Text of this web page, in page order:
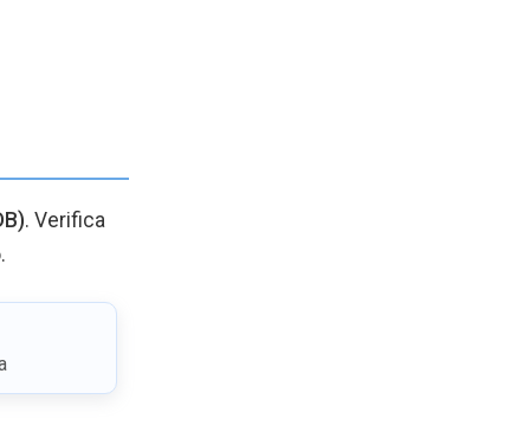
. Verifica